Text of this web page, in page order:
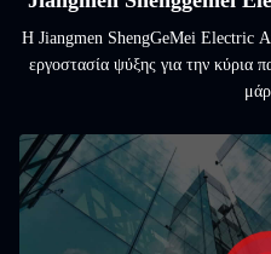
Η Jiangmen ShengGeMei Electric
εργοστασία ψύξης για την κύρια